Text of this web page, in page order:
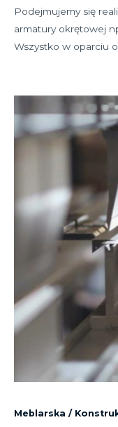
Podejmujemy się
armatury okrętowej
Wszystko w oparciu
Meblarska /